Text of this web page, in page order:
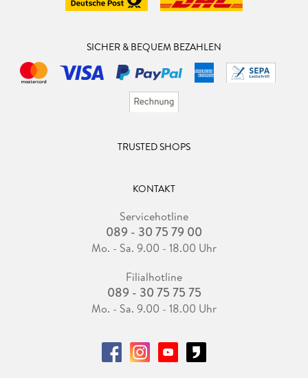
SICHER & BEQUEM BEZAHLEN
TRUSTED SHOPS
KONTAKT
Servicehotline
089 - 30 75 79 00
Mo. - Sa. 9.00 - 18.00 Uhr
Filialhotline
089 - 30 75 75 75
Mo. - Sa. 9.00 - 18.00 Uhr